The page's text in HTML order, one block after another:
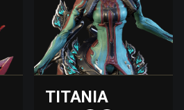
TITANIA